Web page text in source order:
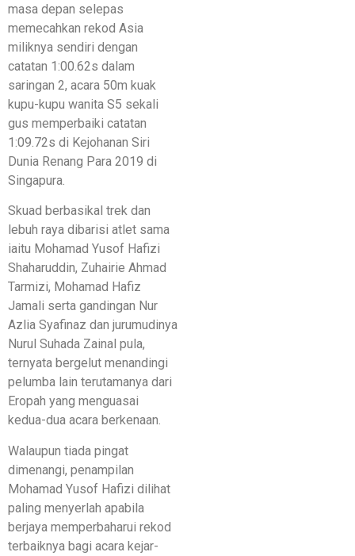
masa depan selepas
memecahkan rekod Asia
miliknya sendiri dengan
catatan 1:00.62s dalam
saringan 2, acara 50m kuak
kupu-kupu wanita S5 sekali
gus memperbaiki catatan
1:09.72s di Kejohanan Siri
Dunia Renang Para 2019 di
Singapura.
Skuad berbasikal trek dan
lebuh raya dibarisi atlet sama
iaitu Mohamad Yusof Hafizi
Shaharuddin, Zuhairie Ahmad
Tarmizi, Mohamad Hafiz
Jamali serta gandingan Nur
Azlia Syafinaz dan jurumudinya
Nurul Suhada Zainal pula,
ternyata bergelut menandingi
pelumba lain terutamanya dari
Eropah yang menguasai
kedua-dua acara berkenaan.
Walaupun tiada pingat
dimenangi, penampilan
Mohamad Yusof Hafizi dilihat
paling menyerlah apabila
berjaya memperbaharui rekod
terbaiknya bagi acara kejar-